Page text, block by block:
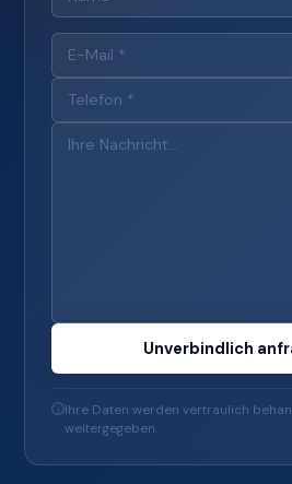
Unverbindlich
Ihre Daten werden vertraulich
weitergegeben.